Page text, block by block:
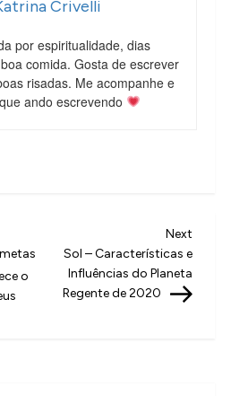
Crivelli
por espiritualidade, dias
comida. Gosta de escrever
risadas. Me acompanhe e
ando escrevendo
o
Next
Post
Next
Sol – Características e
Influências do Planeta
Regente de 2020